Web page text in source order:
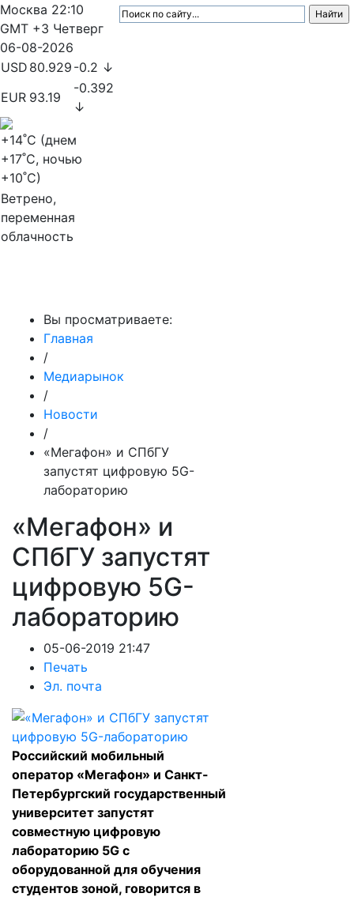
Москва 22:10
GMT +3 Четверг
06-08-2026
USD 80.929 -0.2 ↓
EUR 93.19
-0.392
↓
+14˚C (днем
+17˚C, ночью
+10˚C)
Ветрено,
переменная
облачность
Вы просматриваете:
Главная
/
Медиарынок
/
Новости
/
«Мегафон» и СПбГУ
запустят цифровую 5G-
лабораторию
«Мегафон» и
СПбГУ запустят
цифровую 5G-
лабораторию
05-06-2019 21:47
Печать
Эл. почта
Российский мобильный
оператор «Мегафон» и Санкт-
Петербургский государственный
университет запустят
совместную цифровую
лабораторию 5G с
оборудованной для обучения
студентов зоной, говорится в